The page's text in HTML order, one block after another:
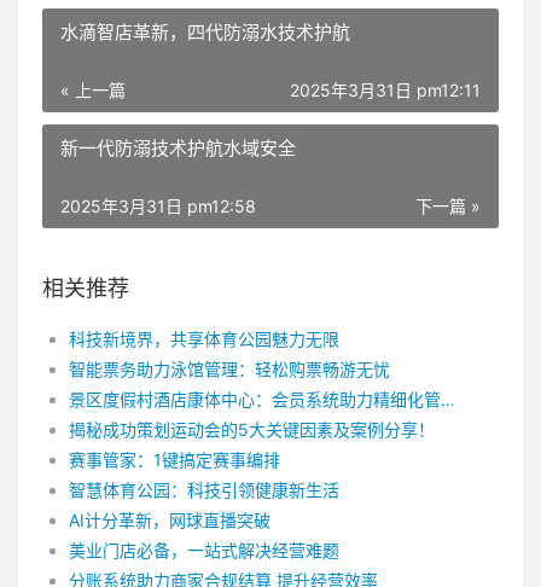
水滴智店革新，四代防溺水技术护航
« 上一篇 2025年3月31日 pm12:11
新一代防溺技术护航水域安全
下一篇 »
2025年3月31日 pm12:58
相关推荐
科技新境界，共享体育公园魅力无限
智能票务助力泳馆管理：轻松购票畅游无忧
景区度假村酒店康体中心：会员系统助力精细化管理
揭秘成功策划运动会的5大关键因素及案例分享！
赛事管家：1键搞定赛事编排
智慧体育公园：科技引领健康新生活
AI计分革新，网球直播突破
美业门店必备，一站式解决经营难题
分账系统助力商家合规结算 提升经营效率